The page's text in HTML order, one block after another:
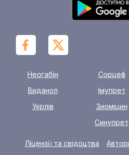
Неогабін Сорцеф
Виданол
Імупрет
Укрлів
Зиоміцин
Синупрет
Ліцензії та свідоцтва